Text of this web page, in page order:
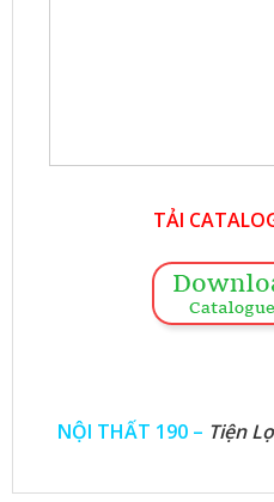
TẢI
NỘI THẤT 190 – Tiện